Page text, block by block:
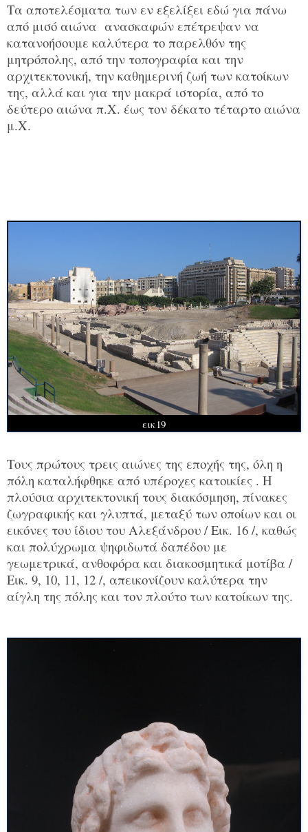
Τα αποτελέσματα των εν εξελίξει εδώ για πάνω
από μισό αιώνα ανασκαφών επέτρεψαν να
κατανοήσουμε καλύτερα το παρελθόν της
μητρόπολης, από την τοπογραφία και την
αρχιτεκτονική, την καθημερινή ζωή των κατοίκων
της, αλλά και για την μακρά ιστορία, από το
δεύτερο αιώνα π.Χ. έως τον δέκατο τέταρτο αιώνα
μ.Χ.
εικ19
Τους πρώτους τρεις αιώνες της εποχής της, όλη η
πόλη καταλήφθηκε από υπέροχες κατοικίες . Η
πλούσια αρχιτεκτονική τους διακόσμηση, πίνακες
ζωγραφικής και γλυπτά, μεταξύ των οποίων και οι
εικόνες του ίδιου του Αλεξάνδρου / Εικ. 16 /, καθώς
και πολύχρωμα ψηφιδωτά δαπέδου με
γεωμετρικά, ανθοφόρα και διακοσμητικά μοτίβα /
Εικ. 9, 10, 11, 12 /, απεικονίζουν καλύτερα την
αίγλη της πόλης και τον πλούτο των κατοίκων της.